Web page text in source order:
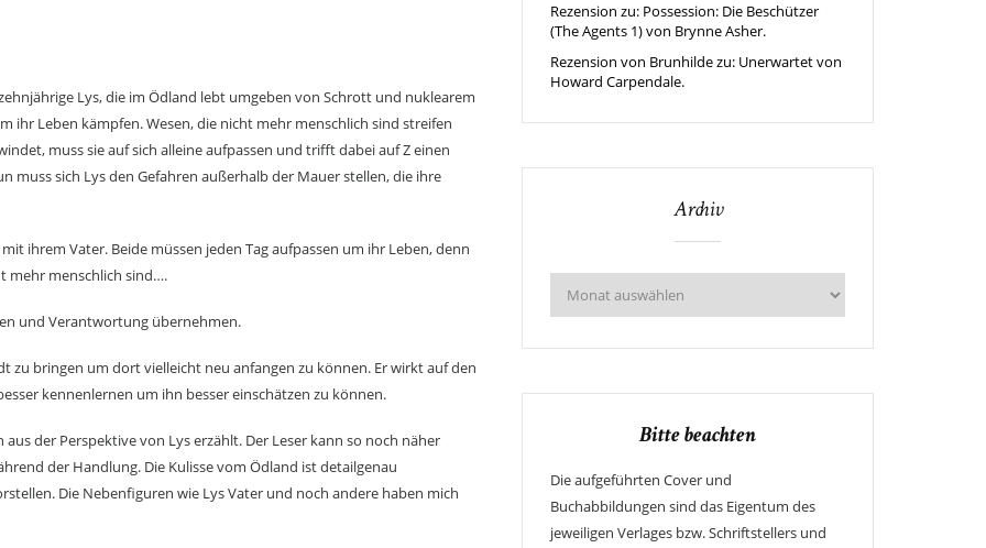
Lys, die im Ödland lebt umgeben von Schrott und nuklearem
ihr Leben kämpfen. Wesen, die nicht mehr menschlich sind streifen
muss sie auf sich alleine aufpassen und trifft dabei auf Z einen
muss sich Lys den Gefahren außerhalb der Mauer stellen, die ihre
ihrem Vater. Beide müssen jeden Tag aufpassen um ihr Leben, denn
mehr menschlich sind….
und Verantwortung übernehmen.
zu bringen um dort vielleicht neu anfangen zu können. Er wirkt auf den
kennenlernen um ihn besser einschätzen zu können.
der Perspektive von Lys erzählt. Der Leser kann so noch näher
der Handlung. Die Kulisse vom Ödland ist detailgenau
Die Nebenfiguren wie Lys Vater und noch andere haben mich
Rezension zu: Possession: Die Beschützer
(The Agents 1) von Brynne Asher.
Rezension von Brunhilde zu: Unerwartet von
Howard Carpendale.
Archiv
Bitte beachten
Die aufgeführten Cover und
Buchabbildungen sind das Eigentum des
jeweiligen Verlages bzw. Schriftstellers und